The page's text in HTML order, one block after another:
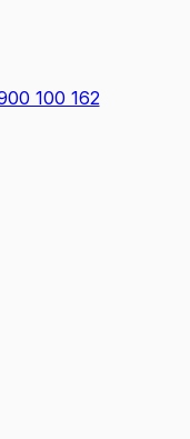
100 162